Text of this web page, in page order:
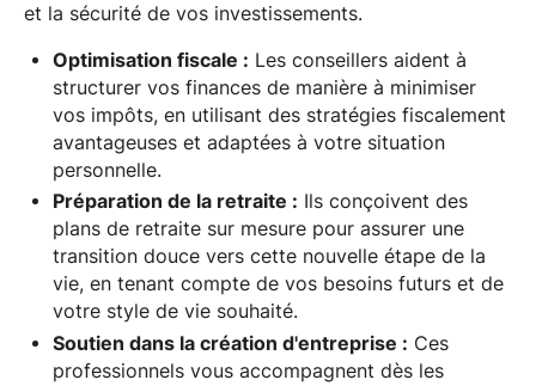
et la sécurité de vos investissements.
Optimisation fiscale : Les conseillers aident à
structurer vos finances de manière à minimiser
vos impôts, en utilisant des stratégies fiscalement
avantageuses et adaptées à votre situation
personnelle.
Préparation de la retraite : Ils conçoivent des
plans de retraite sur mesure pour assurer une
transition douce vers cette nouvelle étape de la
vie, en tenant compte de vos besoins futurs et de
votre style de vie souhaité.
Soutien dans la création d'entreprise : Ces
professionnels vous accompagnent dès les